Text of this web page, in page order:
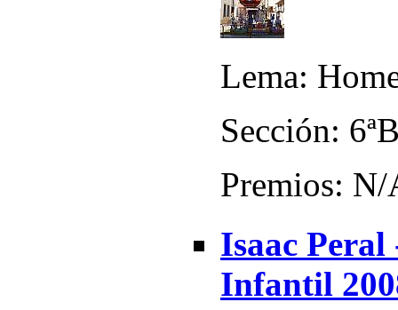
Lema:
Sección:
Premios: N/
Isaac
Infantil